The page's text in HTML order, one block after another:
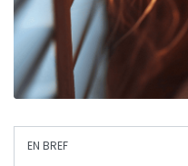
EN BREF